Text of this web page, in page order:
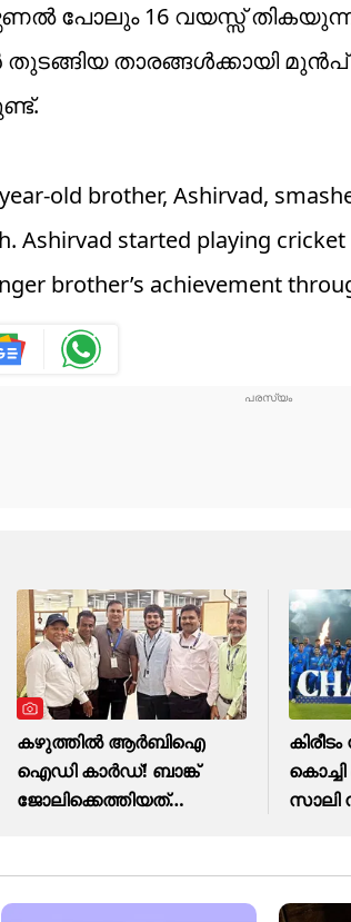
16 വയസ്സ്
താരങ്ങള്‍ക്കായി
old brother, Ashirvad,
Ashirvad started playing
brother’s achievement
കഴുത്തില്‍ ആര്‍ബിഐ
ഐഡി കാര്‍ഡ്! ബാങ്ക്
ജോലിക്കെത്തിയത്
സാലി